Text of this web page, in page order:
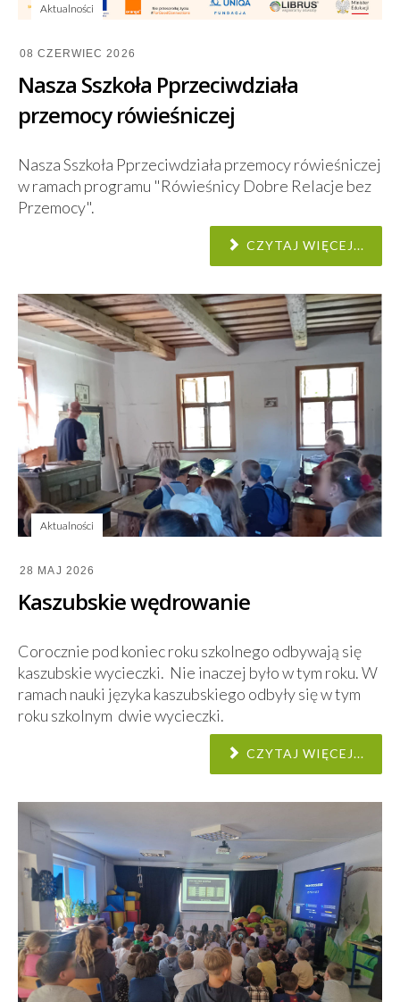
Aktualności
08 CZERWIEC 2026
Nasza Sszkoła Pprzeciwdziała
przemocy rówieśniczej
Nasza Sszkoła Pprzeciwdziała przemocy rówieśniczej
w ramach programu "Rówieśnicy Dobre Relacje bez
Przemocy".
CZYTAJ WIĘCEJ...
Aktualności
28 MAJ 2026
Kaszubskie wędrowanie
Corocznie pod koniec roku szkolnego odbywają się
kaszubskie wycieczki. Nie inaczej było w tym roku. W
ramach nauki języka kaszubskiego odbyły się w tym
roku szkolnym dwie wycieczki.
CZYTAJ WIĘCEJ...